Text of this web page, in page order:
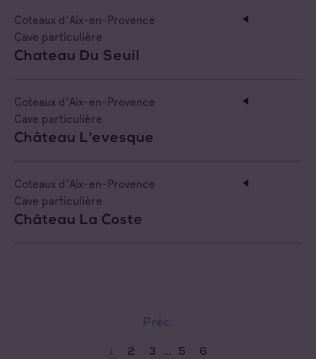
Coteaux d'Aix-en-Provence
Cave particulière
Chateau Du Seuil
Coteaux d'Aix-en-Provence
Cave particulière
Château L'evesque
Coteaux d'Aix-en-Provence
Cave particulière
Château La Coste
2 3 ... 5 6